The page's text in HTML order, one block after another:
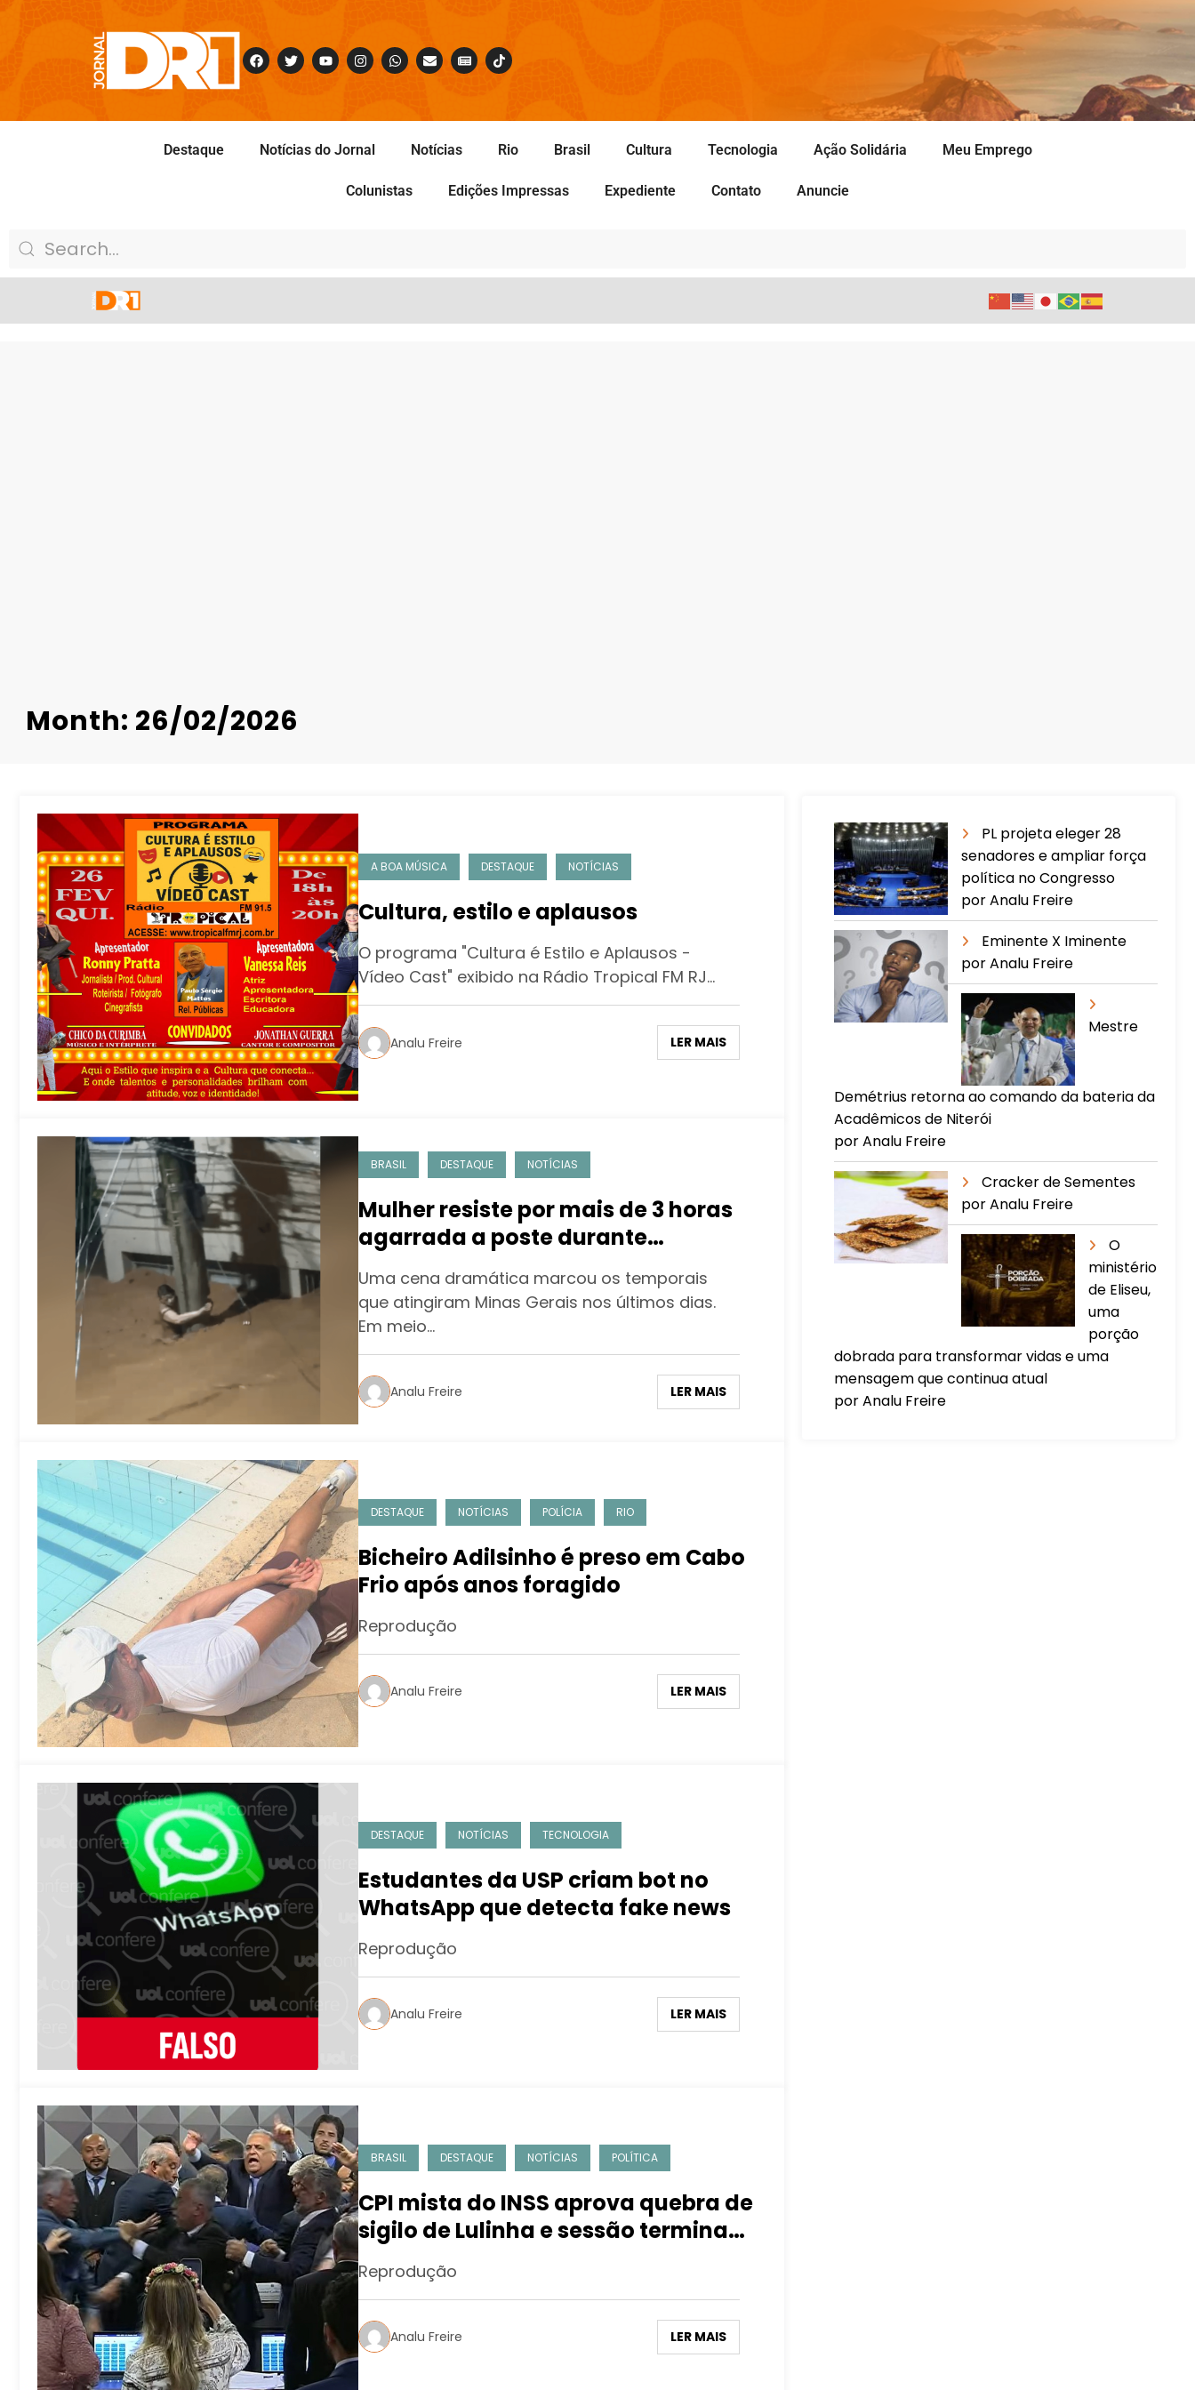
Destaque Notícias do Jornal Notícias Rio Brasil Cultura Tecnologia Ação Solidária Meu Emprego
Colunistas Edições Impressas Expediente Contato Anuncie
Month: 26/02/2026
A BOA MÚSICA DESTAQUE NOTÍCIAS
Cultura, estilo e aplausos
O programa "Cultura é Estilo e Aplausos -
Vídeo Cast" exibido na Rádio Tropical FM RJ…
Analu Freire LER MAIS
BRASIL DESTAQUE NOTÍCIAS
Mulher resiste por mais de 3 horas
agarrada a poste durante
enxurrada em Minas Gerais e
emociona o país
Uma cena dramática marcou os temporais
que atingiram Minas Gerais nos últimos dias.
Em meio…
Analu Freire LER MAIS
DESTAQUE NOTÍCIAS POLÍCIA RIO
Bicheiro Adilsinho é preso em Cabo
Frio após anos foragido
Reprodução
Analu Freire LER MAIS
DESTAQUE NOTÍCIAS TECNOLOGIA
Estudantes da USP criam bot no
WhatsApp que detecta fake news
Reprodução
Analu Freire LER MAIS
BRASIL DESTAQUE NOTÍCIAS POLÍTICA
CPI mista do INSS aprova quebra de
sigilo de Lulinha e sessão termina
em tumulto
Reprodução
Analu Freire LER MAIS
PL projeta eleger 28
senadores e ampliar força
política no Congresso
por Analu Freire
Eminente X Iminente
por Analu Freire
Mestre
Demétrius retorna ao comando da bateria da
Acadêmicos de Niterói
por Analu Freire
Cracker de Sementes
por Analu Freire
O
ministério
de Eliseu,
uma
porção
dobrada para transformar vidas e uma
mensagem que continua atual
por Analu Freire